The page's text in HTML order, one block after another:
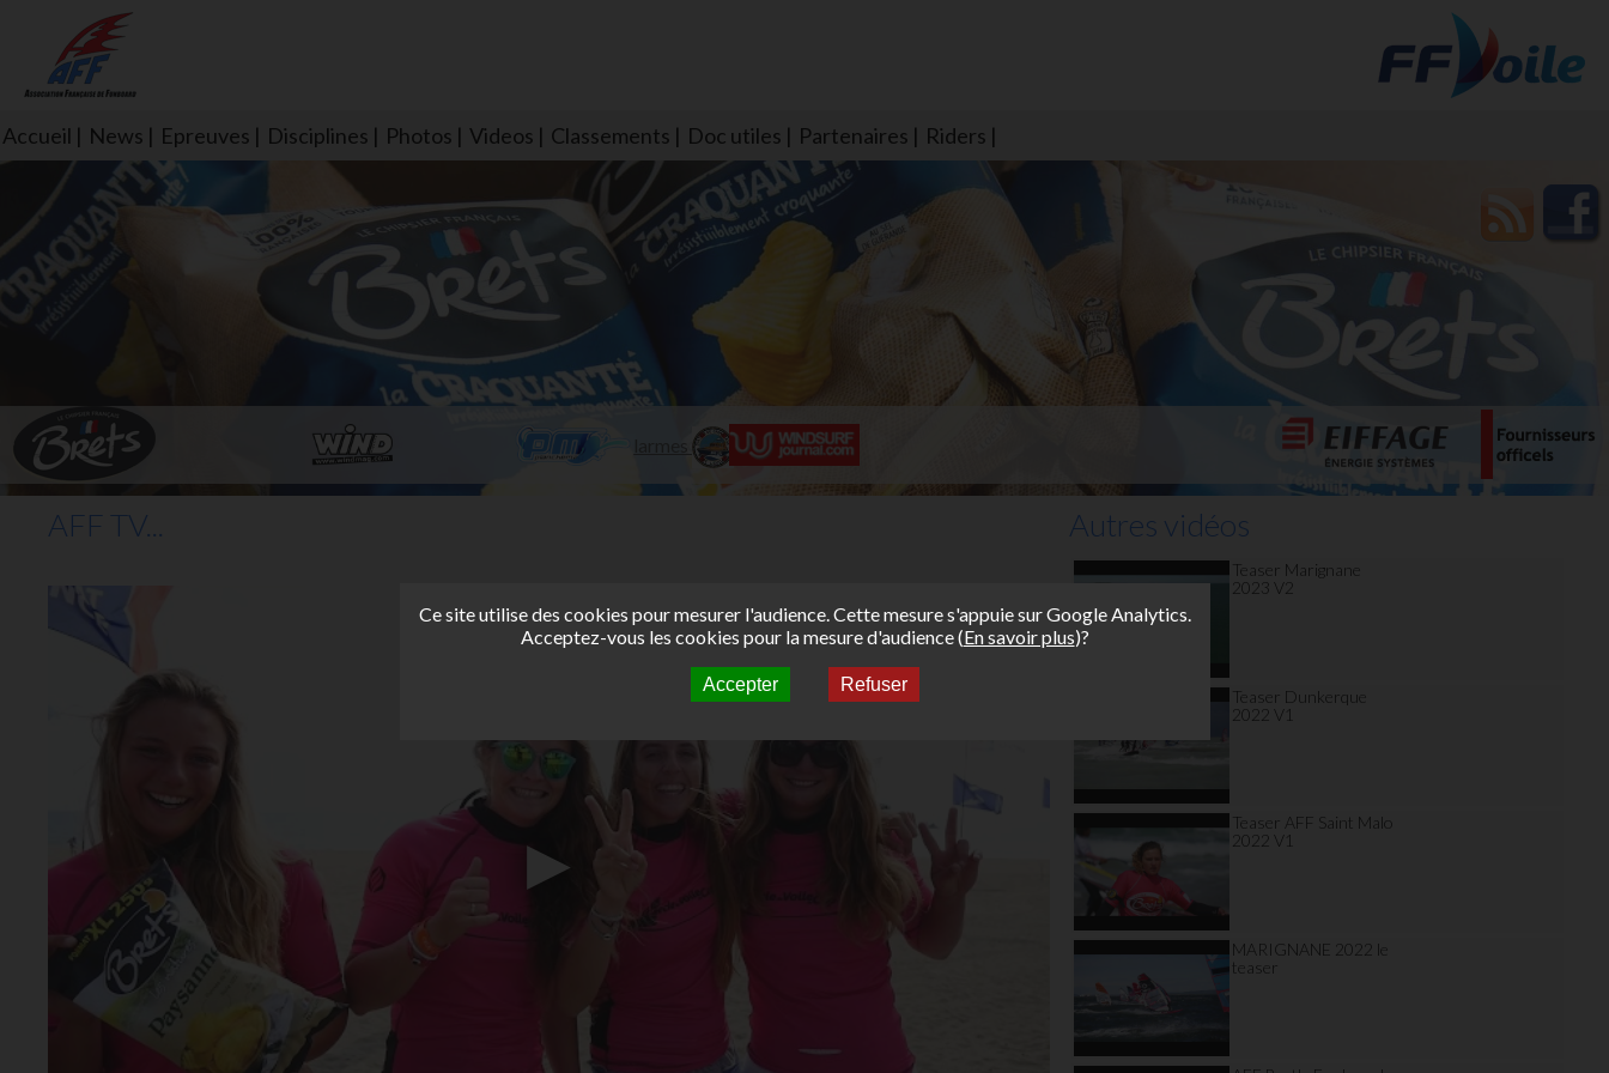
Accueil News Epreuves Disciplines Photos Videos Classements Doc utiles Partenaires Riders
L'aff soutient les SNS253 et SNS604 qui veillent sur nous pour que l'eau salée n'ait jamais le goût des
larmes
AFF TV... Autres vidéos
Teaser Marignane
2023 V2
Teaser Dunkerque
2022 V1
Teaser AFF Saint Malo
2022 V1
MARIGNANE 2022 le
teaser
Ce site utilise des cookies pour mesurer l'audience. Cette mesure s'appuie sur Google Analytics.
Acceptez-vous les cookies pour la mesure d'audience (En savoir plus)?
Accepter Refuser